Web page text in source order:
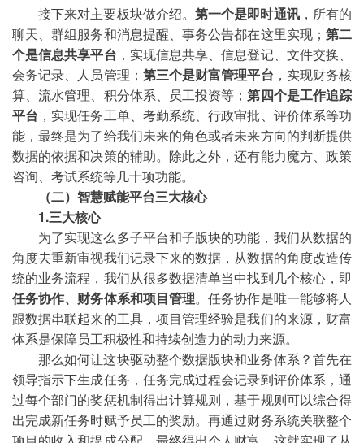
接下来对主要板块做介绍。第一个是即时通讯，所有的
聊天、群组服务和消息提醒、事务公告都在这里实现； 第二
个是信息共享平台 ，实现信息共享、信息登记、文件交换、
会务记录、人员管理； 第三个是财富管理平台 ，实现财务核
算、流水管理、积分体系、员工投资等；第四个是工作追踪
平台 ，实现任务工单、考勤系统、行政审批、评价体系等功
能，最终是为了给我们未来的角色或者未来方向的判断提供
数据的依据和决策的辅助。除此之外，还有能力魔方、政策
咨询、考试系统等几十项功能。
（二）智慧赋能平台三大核心
1.三大核心
为了实现这么多子平台和子版块的功能，我们从数据的
角度去重新审视我们记录下来的数据，从数据的角度改造传
统的业务流程，我们从很多数据清单当中找到几个核心，即
任务协作、财务体系和项目管理。任务协作是唯一能够将人
跟数据串联起来的工具，项目管理经验是我们的来源，财富
体系是保障员工积极性和持续创造力的动力来源。
那么如何让这块驱动整个数据版块和业务体系？首先在
领导指示下生成任务，任务完成过程会记录到评价体系，通
过每个部门的奖惩机制得出计算规则，基于规则可以综合得
出完成新任务时赋予员工的奖励。再通过财务系统关联整个